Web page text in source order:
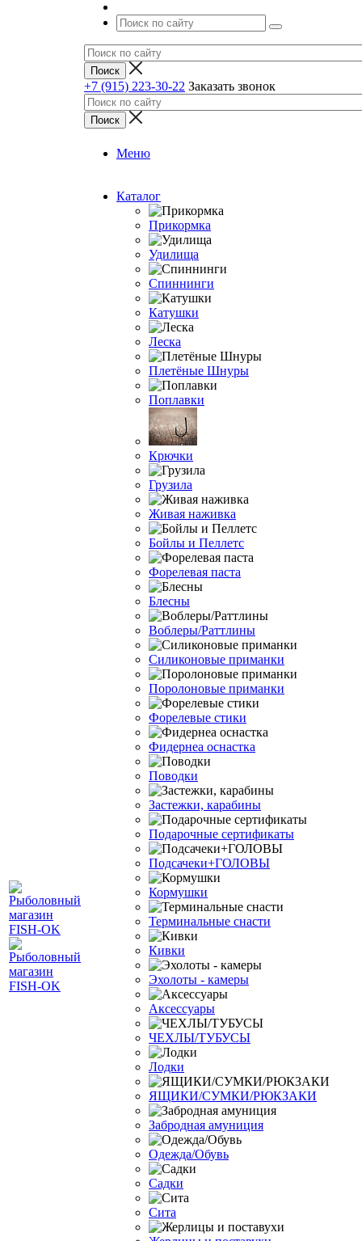
+7 (915) 223-30-22 Заказать звонок
Меню
Каталог
Прикормка
Удилища
Спиннинги
Катушки
Леска
Плетёные Шнуры
Поплавки
Крючки
Грузила
Живая наживка
Бойлы и Пеллетс
Форелевая паста
Блесны
Воблеры/Раттлины
Силиконовые приманки
Поролоновые приманки
Форелевые стики
Фидернеа оснастка
Поводки
Застежки, карабины
Подарочные сертификаты
Подсачеки+ГОЛОВЫ
Кормушки
Терминальные снасти
Кивки
Эхолоты - камеры
Аксессуары
ЧЕХЛЫ/ТУБУСЫ
Лодки
ЯЩИКИ/СУМКИ/РЮКЗАКИ
Забродная амуниция
Одежда/Обувь
Садки
Сита